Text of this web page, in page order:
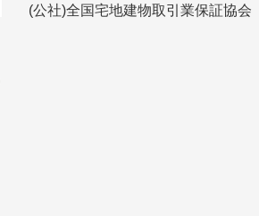
(公社)全国宅地建物取引業保証協会